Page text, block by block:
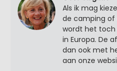
Als ik mag
de camping of
wordt het toch
in Europa. De
dan ook met
aan onze